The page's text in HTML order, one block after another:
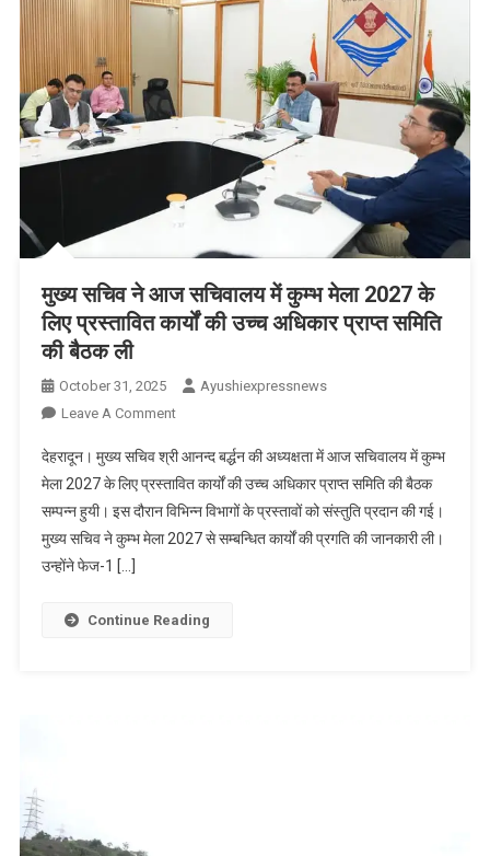
जीती
इलेक्ट्रिक
मुख्य सचिव ने आज सचिवालय में कुम्भ मेला 2027 के
लिए प्रस्तावित कार्यों की उच्च अधिकार प्राप्त समिति
की बैठक ली
October 31, 2025
Ayushiexpressnews
Leave A CommentOn
सचिव
ने
आज
सचिवालय
मेला
देहरादून। मुख्य सचिव श्री आनन्द बर्द्धन की अध्यक्षता में आज सचिवालय में कुम्भ
मेला 2027 के लिए प्रस्तावित कार्यों की उच्च अधिकार प्राप्त समिति की बैठक
सम्पन्न हुयी। इस दौरान विभिन्न विभागों के प्रस्तावों को संस्तुति प्रदान की गई।
मुख्य सचिव ने कुम्भ मेला 2027 से सम्बन्धित कार्यों की प्रगति की जानकारी ली।
उन्होंने फेज-1 […]
Continue Reading